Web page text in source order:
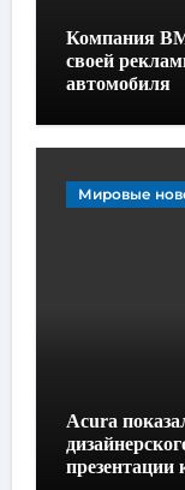
Компания
своей
автомобиля
Мировые
Acura
презентации